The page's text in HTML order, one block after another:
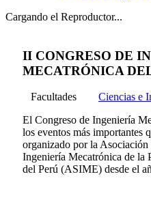
Cargando el Reproductor...
II CONGRESO DE
MECATRÓNICA
Facultades
Ciencias e
El Congreso de Ingeniería
los eventos más importantes
organizado por la Asociación
Ingeniería Mecatrónica de la
del Perú (ASIME) desde el